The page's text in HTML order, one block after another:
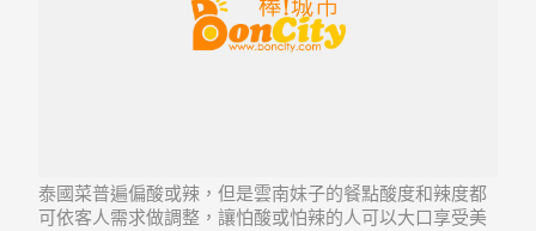
泰國菜普遍偏酸或辣，但是雲南妹子的餐點酸度和辣度都
可依客人需求做調整，讓怕酸或怕辣的人可以大口享受美